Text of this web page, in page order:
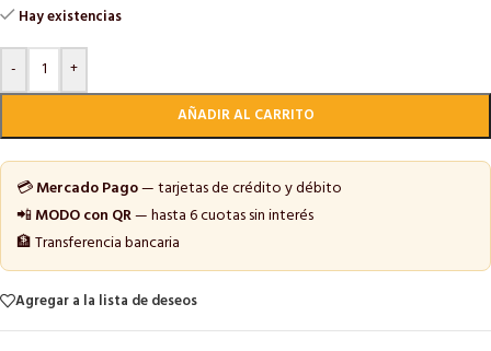
Hay existencias
-
+
AÑADIR AL CARRITO
💳Mercado Pago— tarjetas de crédito y débito
📲MODO con QR— hasta 6 cuotas sin interés
🏦 Transferencia bancaria
Agregar a la lista de deseos